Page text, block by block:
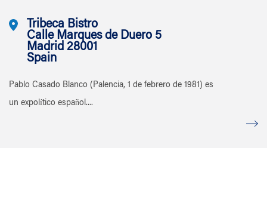
Tribeca Bistro
Calle Marques de Duero 5
Madrid 28001
Spain
Pablo Casado Blanco (Palencia, 1 de febrero de 1981) es
un expolítico español....